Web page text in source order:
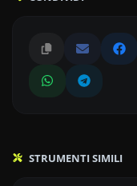
STRUMENTI SIMILI